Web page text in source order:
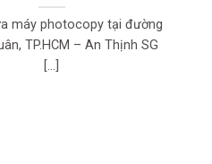
máy photocopy tại đường
TP.HCM – An Thịnh SG
[...]